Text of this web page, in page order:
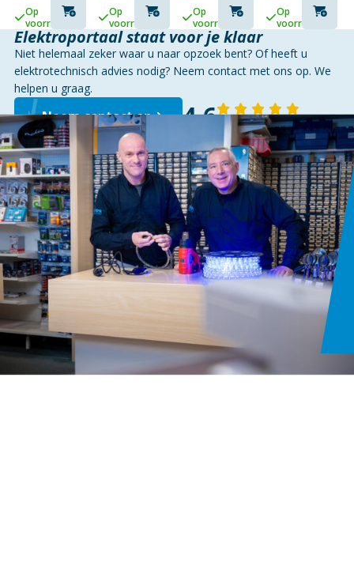
Op
voorraad
Op
voorraad
Op
voorraad
Op
voorraad
Elektroportaal staat voor je klaar
Niet helemaal zeker waar u naar opzoek bent? Of heeft u
elektrotechnisch advies nodig? Neem contact met ons op. We
helpen u graag.
Neem contact op 4,6 143 reviews